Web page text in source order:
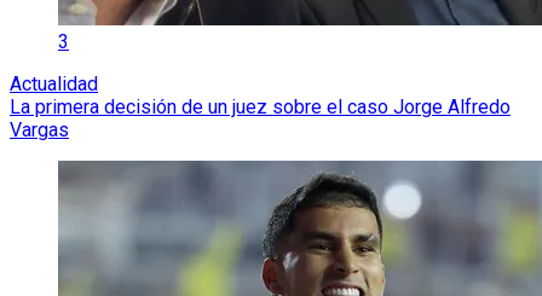
3
Actualidad
La primera decisión de un juez sobre el caso Jorge Alfredo
Vargas